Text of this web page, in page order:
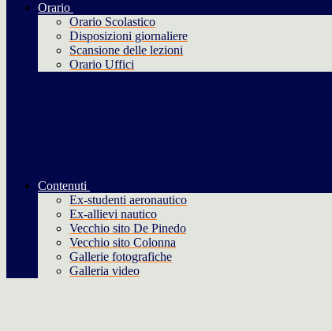
Orario
Orario Scolastico
Disposizioni giornaliere
Scansione delle lezioni
Orario Uffici
Contenuti
Ex-studenti aeronautico
Ex-allievi nautico
Vecchio sito De Pinedo
Vecchio sito Colonna
Gallerie fotografiche
Galleria video